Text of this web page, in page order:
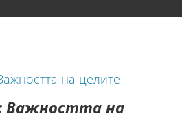
Важността на